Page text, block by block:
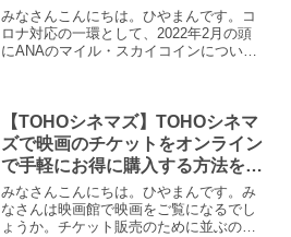
方法
みなさんこんにちは。ひやまんです。コ
ロナ対応の一環として、2022年2月の頭
にANAのマイル・スカイコインについて
トについての記...
【TOHOシネマズ】TOHOシネマ
ズで映画のチケットをオンライン
で手軽にお得に購入する方法をご
紹介【インターネットチケット】
みなさんこんにちは。ひやまんです。み
なさんは映画館で映画をご覧になるでし
ょうか。チケット販売のために並ぶのも